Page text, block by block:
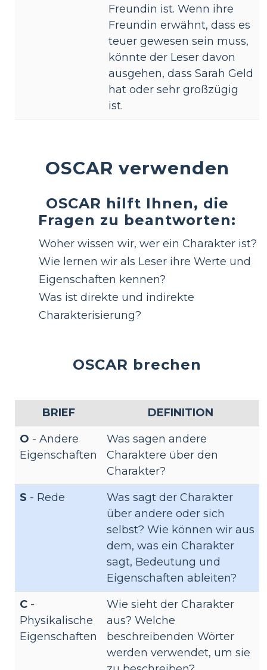
Freundin ist. Wenn ihre
Freundin erwähnt, dass es
teuer gewesen sein muss,
könnte der Leser davon
ausgehen, dass Sarah Geld
hat oder sehr großzügig
ist.
OSCAR verwenden
OSCAR hilft Ihnen, die
Fragen zu beantworten:
Woher wissen wir, wer ein Charakter ist?
Wie lernen wir als Leser ihre Werte und
Eigenschaften kennen?
Was ist direkte und indirekte
Charakterisierung?
OSCAR brechen
BRIEF
DEFINITION
O - Andere
Eigenschaften
Was sagen andere
Charaktere über den
Charakter?
S - Rede
Was sagt der Charakter
über andere oder sich
selbst? Wie können wir aus
dem, was ein Charakter
sagt, Bedeutung und
Eigenschaften ableiten?
C -
Physikalische
Eigenschaften
Wie sieht der Charakter
aus? Welche
beschreibenden Wörter
werden verwendet, um sie